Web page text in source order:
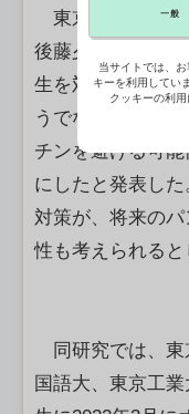
東京科学大は、
後藤夕輝助教を
生を対象にした
うでない学生と
チンを避ける可
にしたと発表し
対策が、将来の
性も考えられると
同研究では、東
国語大、東京工
一般
当サイトでは、
キーを利用してい
クッキーの利